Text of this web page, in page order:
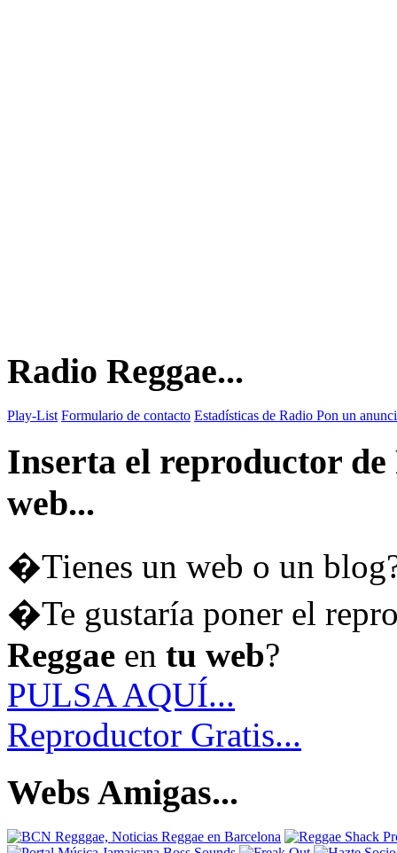
Radio Reggae...
Play-List Formulario de contacto Estadísticas de Radio Pon un
Inserta el reproductor de
web...
�Tienes un web o un
�Te gustaría poner el
Reggae en tu web?
PULSA AQUÍ...
Reproductor Gratis...
Webs Amigas...